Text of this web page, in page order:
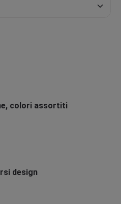
colori assortiti
design